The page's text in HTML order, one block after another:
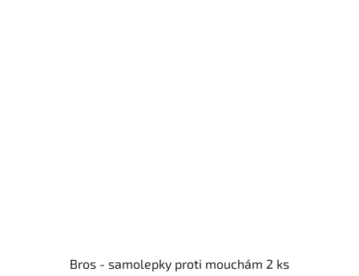
Bros - samolepky proti mouchám 2 ks